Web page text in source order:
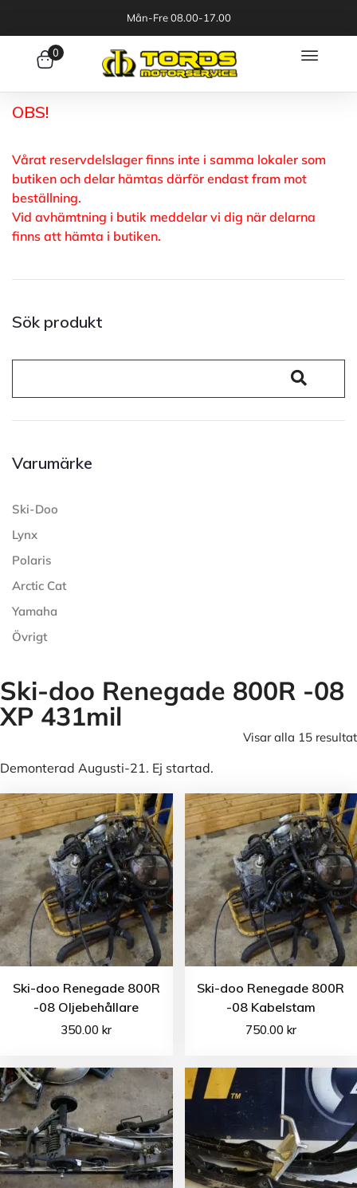
Mån-Fre 08.00-17.00
0
OBS!
Vårat reservdelslager finns inte i samma lokaler som
butiken och delar hämtas därför endast fram mot
beställning.
Vid avhämtning i butik meddelar vi dig när delarna
finns att hämta i butiken.
Sök produkt
Varumärke
Ski-Doo
Lynx
Polaris
Arctic Cat
Yamaha
Övrigt
Ski-doo Renegade 800R -08
XP 431mil
Visar alla 15 resultat
Demonterad Augusti-21. Ej startad.
Ski-doo Renegade 800R
-08 Oljebehållare
350.00kr
Ski-doo Renegade 800R
-08 Kabelstam
750.00 kr